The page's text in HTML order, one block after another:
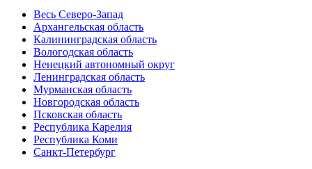
Весь Северо-Запад
Архангельская область
Калининградская область
Вологодская область
Ненецкий автономный округ
Ленинградская область
Мурманская область
Новгородская область
Псковская область
Республика Карелия
Республика Коми
Санкт-Петербург